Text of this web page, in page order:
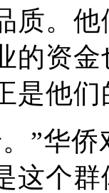
质。
的资
是他
”华
这个